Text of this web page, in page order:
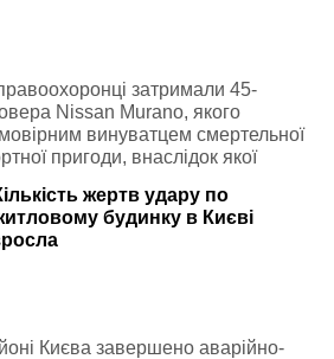
затримали 45-
Nissan Murano, якого
винуватцем смертельної
пригоди, внаслідок якої
жертв удару по
будинку в Києві
Києва завершено аварійно-